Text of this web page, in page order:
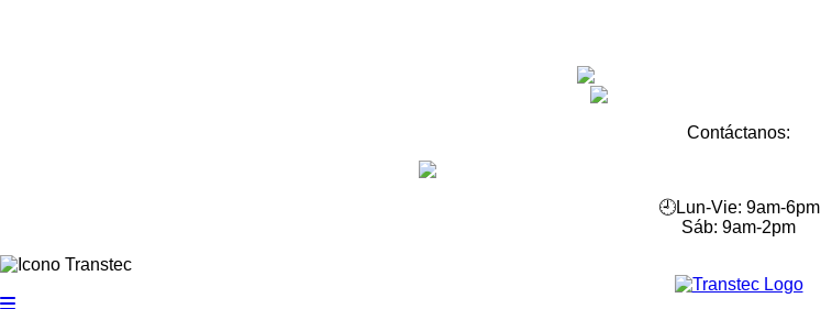
Contáctanos:
🕘Lun-Vie: 9am-6pm
Sáb: 9am-2pm